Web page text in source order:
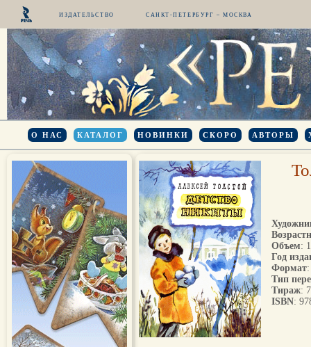
ИЗДАТЕЛЬСТВО САНКТ-ПЕТЕРБУРГ – МОСКВА
О НАС КАТАЛОГ НОВИНКИ СКОРО АВТОРЫ
Объем:
Год
Формат
Тип
Тираж:
ISBN: